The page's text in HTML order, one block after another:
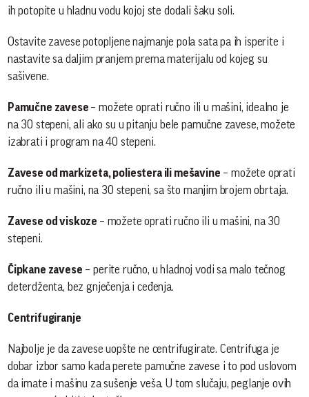
ih potopite u hladnu vodu kojoj ste dodali šaku soli.
Ostavite zavese potopljene najmanje pola sata pa ih isperite i
nastavite sa daljim pranjem prema materijalu od kojeg su
sašivene.
Pamučne zavese – možete oprati ručno ili u mašini, idealno je
na 30 stepeni, ali ako su u pitanju bele pamučne zavese, možete
izabrati i program na 40 stepeni.
Zavese od markizeta, poliestera ili mešavine – možete oprati
ručno ili u mašini, na 30 stepeni, sa što manjim brojem obrtaja.
Zavese od viskoze – možete oprati ručno ili u mašini, na 30
stepeni.
Čipkane zavese – perite ručno, u hladnoj vodi sa malo tečnog
deterdženta, bez gnječenja i ceđenja.
Centrifugiranje
Najbolje je da zavese uopšte ne centrifugirate. Centrifuga je
dobar izbor samo kada perete pamučne zavese i to pod uslovom
da imate i mašinu za sušenje veša. U tom slučaju, peglanje ovih